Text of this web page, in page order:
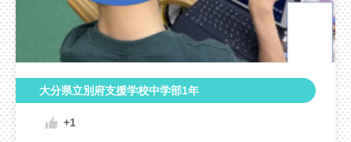
大分県立別府支援学校中学部1年
+1